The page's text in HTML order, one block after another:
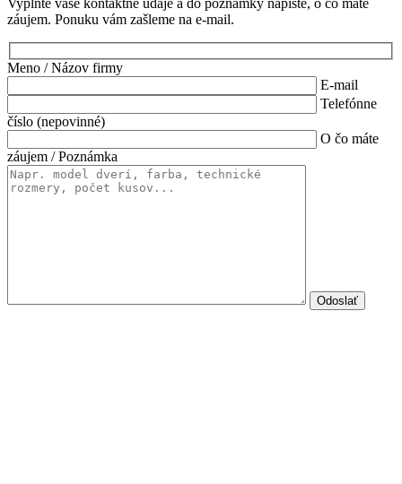
Vyplňte vaše kontaktné údaje a do poznámky napíšte, o čo máte
záujem. Ponuku vám zašleme na e-mail.
Meno / Názov firmy
E-mail
Telefónne
číslo (nepovinné)
O čo máte
záujem / Poznámka